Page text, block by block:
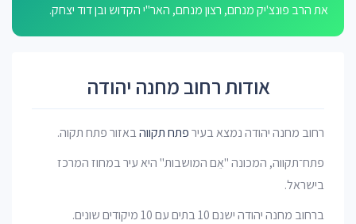
את הרב פונצ'יק מנחם, רצון מנחם, האר"י הקדוש ובן דוד יצחק.
אודות רחוב מחנה יהודה
רחוב מחנה יהודה נמצא בעירפתח תקווהבאזור פתח תקוה.
פתח־תקווה, המכונה "אֵם המושבות" היא עיר במחוז המרכז
בישראל.
ברחוב מחנה יהודה ישנם 10 בתים עם 10 מיקודים שונים.